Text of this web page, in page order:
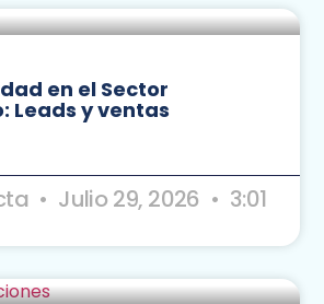
en el Sector
Leads y ventas
Julio 29, 2026 3:01